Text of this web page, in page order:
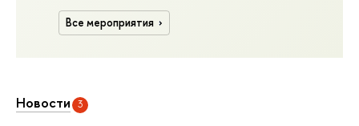
Все мероприятия
Новости 3